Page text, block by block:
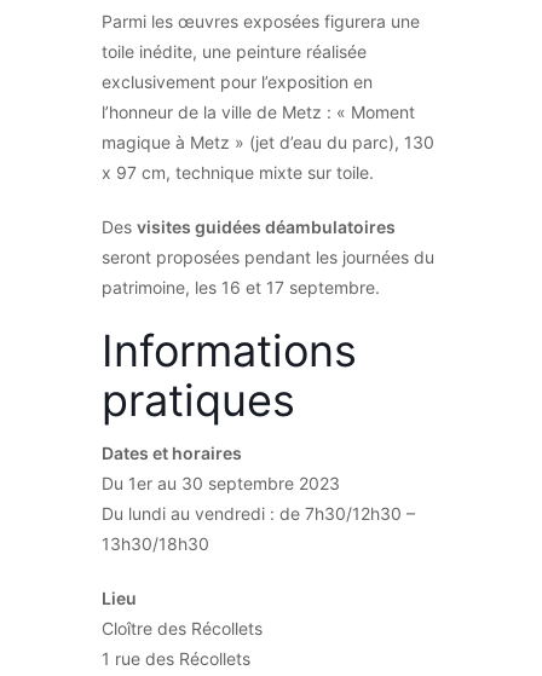
Parmi les œuvres exposées figurera une
toile inédite, une peinture réalisée
exclusivement pour l’exposition en
l’honneur de la ville de Metz : « Moment
magique à Metz » (jet d’eau du parc), 130
x 97 cm, technique mixte sur toile.
Des visites guidées déambulatoires
seront proposées pendant les journées du
patrimoine, les 16 et 17 septembre.
Informations
pratiques
Dates et horaires
Du 1er au 30 septembre 2023
Du lundi au vendredi : de 7h30/12h30 –
13h30/18h30
Lieu
Cloître des Récollets
1 rue des Récollets